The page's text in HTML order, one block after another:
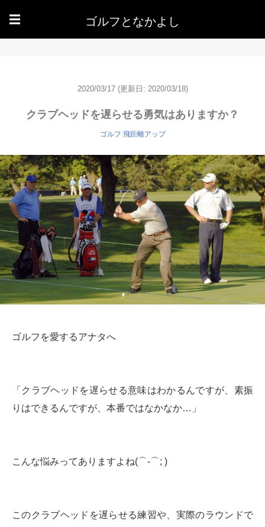
☰ ゴルフとなかよし
2020/03/17 (更新日: 2020/03/18)
クラブヘッドを遅らせる勇気はありますか？
ゴルフ 飛距離アップ
ゴルフを愛するアナタへ
「クラブヘッドを遅らせる意味はわかるんですが、素振
りはできるんですが、本番ではなかなか…」
こんな悩みってありますよね(⌒-⌒; )
このクラブヘッドを遅らせる練習や、実際のラウンドで